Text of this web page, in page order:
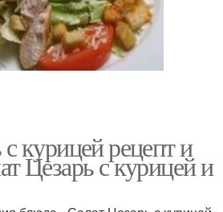
курицей рецепт и
Цезарь с курицей и